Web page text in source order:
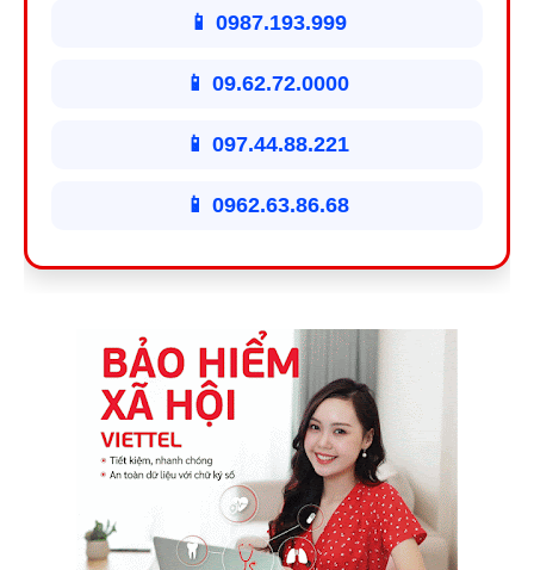
📱 0987.193.999
📱 09.62.72.0000
📱 097.44.88.221
📱 0962.63.86.68